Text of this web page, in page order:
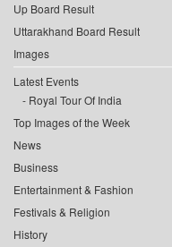
Up Board Result
Uttarakhand Board Result
Images
Latest Events
Royal Tour Of India
Top Images of the Week
News
Business
Entertainment & Fashion
Festivals & Religion
History